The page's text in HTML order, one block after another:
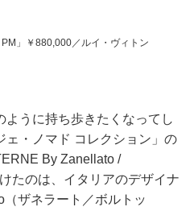
」￥880,000／ルイ・ヴィトン
うに持ち歩きたくなってし
ェ・ノマド コレクション」の
By Zanellato /
たのは、イタリアのデザイナ
ザネラート／ボルトッ